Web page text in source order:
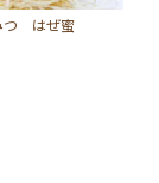
つ はぜ蜜